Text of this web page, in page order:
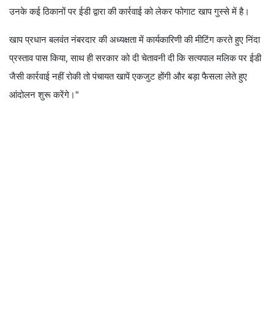
उनके कई ठिकानों पर ईडी द्वारा की कार्रवाई को लेकर फोगाट खाप गुस्से में है।
खाप प्रधान बलवंत नंबरदार की अध्यक्षता में कार्यकारिणी की मीटिंग करते हुए निंदा
प्रस्ताव पास किया, साथ ही सरकार को दी चेतावनी दी कि सत्यपाल मलिक पर ईडी
जैसी कार्रवाई नहीं रोकी तो पंचायत खापें एकजुट होंगी और बड़ा फैसला लेते हुए
आंदोलन शुरू करेंगे।"